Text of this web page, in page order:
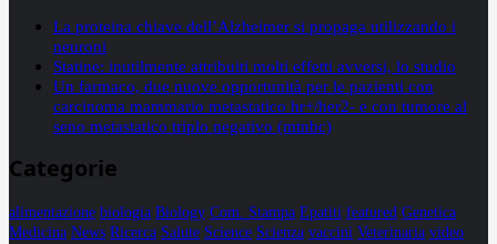
La proteina chiave dell’Alzheimer si propaga utilizzando i
neuroni
Statine: inutilmente attribuiti molti effetti avversi, lo studio
Un farmaco, due nuove opportunità per le pazienti con
carcinoma mammario metastatico hr+/her2- e con tumore al
seno metastatico triplo negativo (mtnbc)
Categorie
alimentazione biologia Biology Com. Stampa Epatiti featured Genetica
Medicina News Ricerca Salute Science Scienza vaccini Veterinaria video